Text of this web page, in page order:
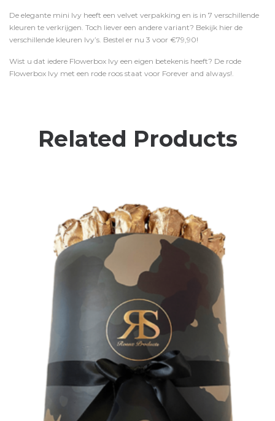
De elegante mini Ivy heeft een velvet verpakking en is in 7 verschillende
kleuren te verkrijgen. Toch liever een andere variant? Bekijk hier de
verschillende kleuren Ivy’s. Bestel er nu 3 voor €79,90!
Wist u dat iedere Flowerbox Ivy een eigen betekenis heeft? De rode
Flowerbox Ivy met een rode roos staat voor Forever and always!.
Related Products